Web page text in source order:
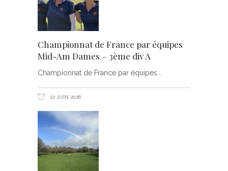
Championnat de France par équipes
Mid-Am Dames – 3ème div A
Championnat de France par équipes
22 JUIN 2026